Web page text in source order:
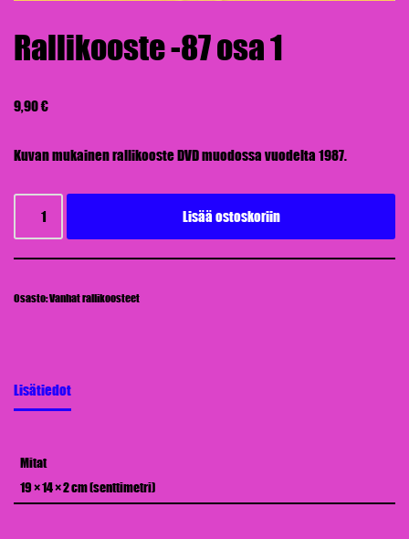
Rallikooste -87 osa 1
9,90€
Kuvan mukainen rallikooste DVD muodossa vuodelta 1987.
Lisää ostoskoriin
Osasto:Vanhat rallikoosteet
Lisätiedot
Mitat
19 × 14 × 2 cm (senttimetri)